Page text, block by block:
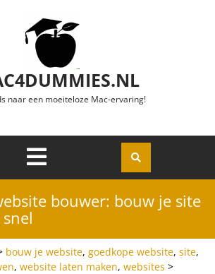
naar een moeiteloze Mac-ervaring!
Openen
bouwer: bouw je site
bouw je website, goedkope website, site,
, website laten maken, websites >